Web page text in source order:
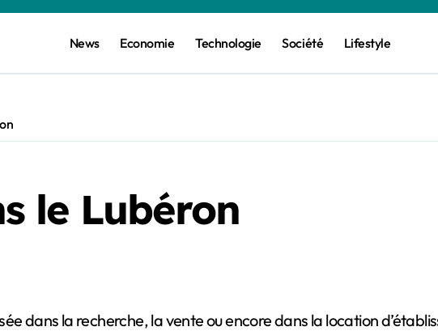
News Economie Technologie Société Lifestyle
le Lubéron
dans la recherche, la vente ou encore dans la location